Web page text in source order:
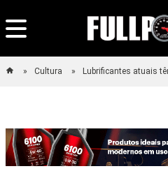
Cultura Lubrificantes atuais